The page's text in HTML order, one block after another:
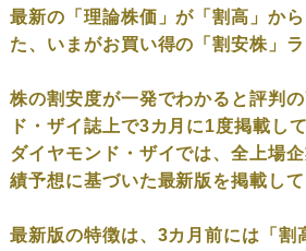
最新の「理論株価」が「割高」か
た、いまがお買い得の「割安株」
株の割安度が一発でわかると評判
ド・ザイ誌上で3カ月に1度掲載し
ダイヤモンド・ザイでは、全上場
績予想に基づいた最新版を掲載して
最新版の特徴は、3カ月前には「割